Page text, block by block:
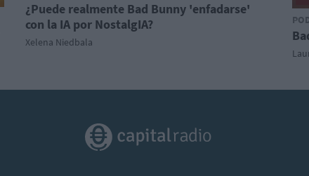
¿Puede realmente Bad Bunny 'enfadarse'
con la IA por NostalgIA?
Xelena Niedbala